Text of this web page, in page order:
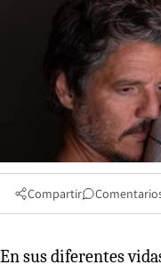
Compartir
En sus diferentes